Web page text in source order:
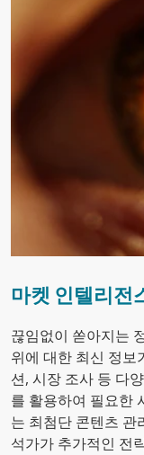
마켓 인텔리전
끊임없이 쏟아지는
위에 대한 최신 정보
션, 시장 조사 등 다
를 활용하여 필요한
는 최첨단 콘텐츠 관
석가가 추가적인 전